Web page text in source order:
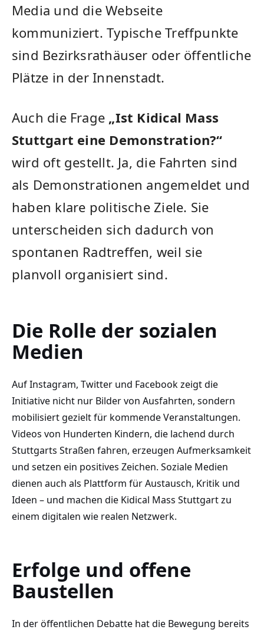
Media und die Webseite
kommuniziert. Typische Treffpunkte
sind Bezirksrathäuser oder öffentliche
Plätze in der Innenstadt.
Auch die Frage „Ist Kidical Mass
Stuttgart eine Demonstration?“
wird oft gestellt. Ja, die Fahrten sind
als Demonstrationen angemeldet und
haben klare politische Ziele. Sie
unterscheiden sich dadurch von
spontanen Radtreffen, weil sie
planvoll organisiert sind.
Die Rolle der sozialen
Medien
Auf Instagram, Twitter und Facebook zeigt die
Initiative nicht nur Bilder von Ausfahrten, sondern
mobilisiert gezielt für kommende Veranstaltungen.
Videos von Hunderten Kindern, die lachend durch
Stuttgarts Straßen fahren, erzeugen Aufmerksamkeit
und setzen ein positives Zeichen. Soziale Medien
dienen auch als Plattform für Austausch, Kritik und
Ideen – und machen die Kidical Mass Stuttgart zu
einem digitalen wie realen Netzwerk.
Erfolge und offene
Baustellen
In der öffentlichen Debatte hat die Bewegung bereits